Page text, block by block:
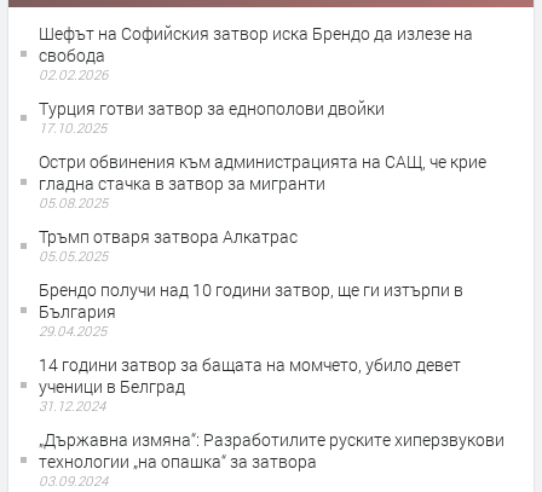
Шефът на Софийския затвор иска Брендо да излезе на
свобода
02.02.2026
Турция готви затвор за еднополови двойки
17.10.2025
Остри обвинения към администрацията на САЩ, че крие
гладна стачка в затвор за мигранти
05.08.2025
Тръмп отваря затвора Алкатрас
05.05.2025
Брендо получи над 10 години затвор, ще ги изтърпи в
България
29.04.2025
14 години затвор за бащата на момчето, убило девет
ученици в Белград
31.12.2024
„Държавна измяна“: Разработилите руските хиперзвукови
технологии „на опашка“ за затвора
03.09.2024